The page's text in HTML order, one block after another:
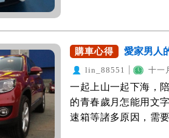
更有力一點，油門反
很安靜、舒適。 3.車
來很舒適，不會有顛
吁吁，輕鬆就可以打
怕熱，冷氣喜歡開冷
有獨立空調系統，駕
一下調低一下調高了
為平常工作的忙碌，
去談價，因緣際會下
料及需求用車。隔了
服的來電通知與協助
派來的查價神秘客，
少品牌在年底車都有
月嗎? 因緣際會在網友
了解消費者的需求意
教導如何與業代溝通
與業代連絡上，隔日
實在不是一個金牛女
購車心得 愛家男人
lin_88551 十一
一起上山一起下海，
的青春歲月怎能用文
速箱等諸多原因，需